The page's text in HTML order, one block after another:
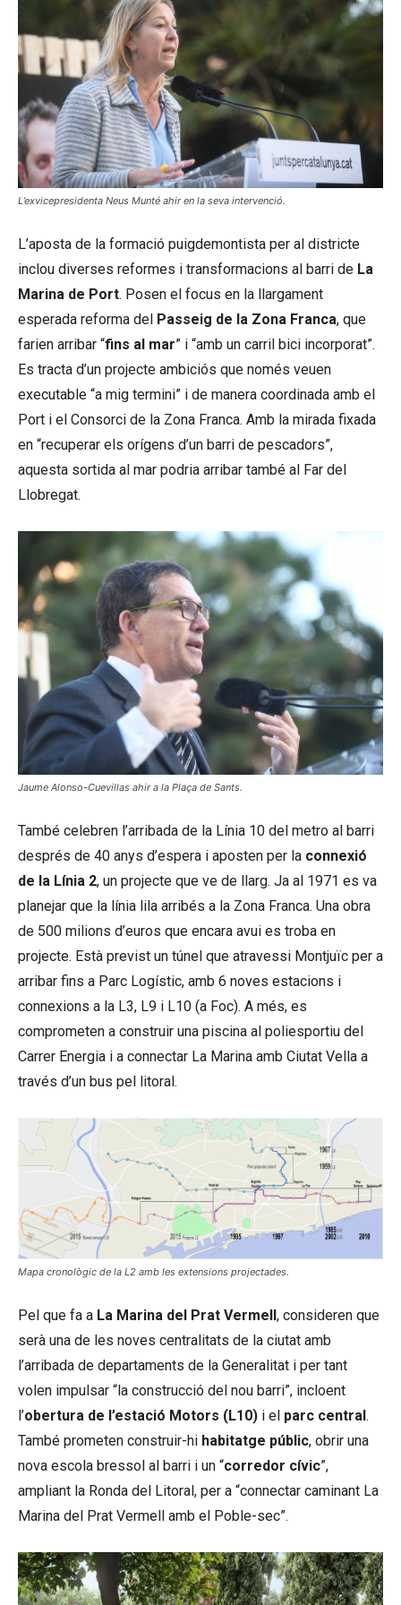
L’exvicepresidenta Neus Munté ahir en la seva intervenció.
L’aposta de la formació puigdemontista per al districte
inclou diverses reformes i transformacions al barri de La
Marina de Port. Posen el focus en la llargament
esperada reforma del Passeig de la Zona Franca, que
farien arribar “fins al mar” i “amb un carril bici incorporat”.
Es tracta d’un projecte ambiciós que només veuen
executable “a mig termini” i de manera coordinada amb el
Port i el Consorci de la Zona Franca. Amb la mirada fixada
en “recuperar els orígens d’un barri de pescadors”,
aquesta sortida al mar podria arribar també al Far del
Llobregat.
Jaume Alonso-Cuevillas ahir a la Plaça de Sants.
També celebren l’arribada de la Línia 10 del metro al barri
després de 40 anys d’espera i aposten per la connexió
de la Línia 2, un projecte que ve de llarg. Ja al 1971 es va
planejar que la línia lila arribés a la Zona Franca. Una obra
de 500 milions d’euros que encara avui es troba en
projecte. Està previst un túnel que atravessi Montjuïc per a
arribar fins a Parc Logístic, amb 6 noves estacions i
connexions a la L3, L9 i L10 (a Foc). A més, es
comprometen a construir una piscina al poliesportiu del
Carrer Energia i a connectar La Marina amb Ciutat Vella a
través d’un bus pel litoral.
Mapa cronològic de la L2 amb les extensions projectades.
Pel que fa a La Marina del Prat Vermell, consideren que
serà una de les noves centralitats de la ciutat amb
l’arribada de departaments de la Generalitat i per tant
volen impulsar “la construcció del nou barri”, incloent
l’obertura de l’estació Motors (L10) i el parc central.
També prometen construir-hi habitatge públic, obrir una
nova escola bressol al barri i un “corredor cívic”,
ampliant la Ronda del Litoral, per a “connectar caminant La
Marina del Prat Vermell amb el Poble-sec”.